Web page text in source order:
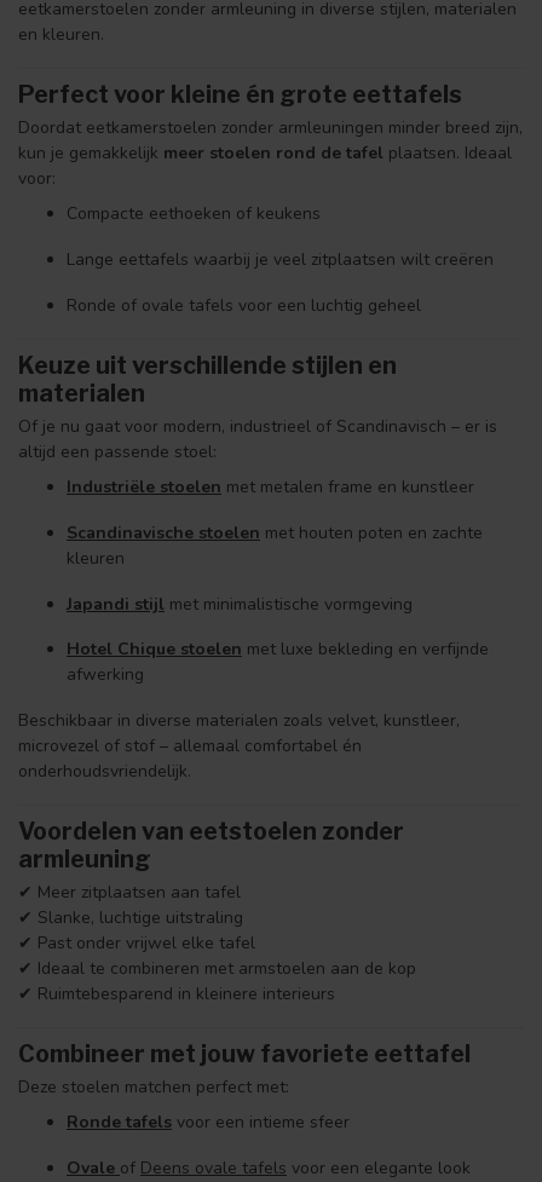
eetkamerstoelen zonder armleuning in diverse stijlen, materialen
en kleuren.
Perfect voor kleine én grote eettafels
Doordat eetkamerstoelen zonder armleuningen minder breed zijn,
kun je gemakkelijk meer stoelen rond de tafel plaatsen. Ideaal
voor:
Compacte eethoeken of keukens
Lange eettafels waarbij je veel zitplaatsen wilt creëren
Ronde of ovale tafels voor een luchtig geheel
Keuze uit verschillende stijlen en
materialen
Of je nu gaat voor modern, industrieel of Scandinavisch – er is
altijd een passende stoel:
Industriële stoelen met metalen frame en kunstleer
Scandinavische stoelen met houten poten en zachte
kleuren
Japandi stijl met minimalistische vormgeving
Hotel Chique stoelen met luxe bekleding en verfijnde
afwerking
Beschikbaar in diverse materialen zoals velvet, kunstleer,
microvezel of stof – allemaal comfortabel én
onderhoudsvriendelijk.
Voordelen van eetstoelen zonder
armleuning
✔ Meer zitplaatsen aan tafel
✔ Slanke, luchtige uitstraling
✔ Past onder vrijwel elke tafel
✔ Ideaal te combineren met armstoelen aan de kop
✔ Ruimtebesparend in kleinere interieurs
Combineer met jouw favoriete eettafel
Deze stoelen matchen perfect met:
Ronde tafels voor een intieme sfeer
Ovale of Deens ovale tafels voor een elegante look